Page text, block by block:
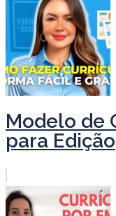
Modelo de
para Edição